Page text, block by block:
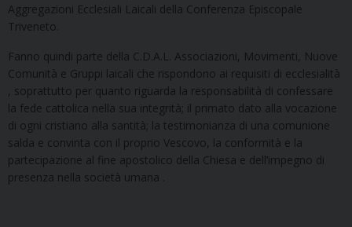
Aggregazioni Ecclesiali Laicali della Conferenza Episcopale
Triveneto.
Fanno quindi parte della C.D.A.L. Associazioni, Movimenti, Nuove
Comunità e Gruppi laicali che rispondono ai requisiti di ecclesialità
, soprattutto per quanto riguarda la responsabilità di confessare
la fede cattolica nella sua integrità; il primato dato alla vocazione
di ogni cristiano alla santità; la testimonianza di una comunione
salda e convinta con il proprio Vescovo, la conformità e la
partecipazione al fine apostolico della Chiesa e dell’impegno di
presenza nella società umana .